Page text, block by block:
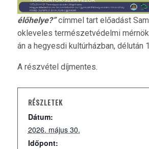
élőhelye?”címmel tart előadást
okleveles természetvédelmi
án a hegyesdi kultúrházban, délután
A részvétel díjmentes.
RÉSZLETEK
Dátum:
2026. május 30.
Időpont: